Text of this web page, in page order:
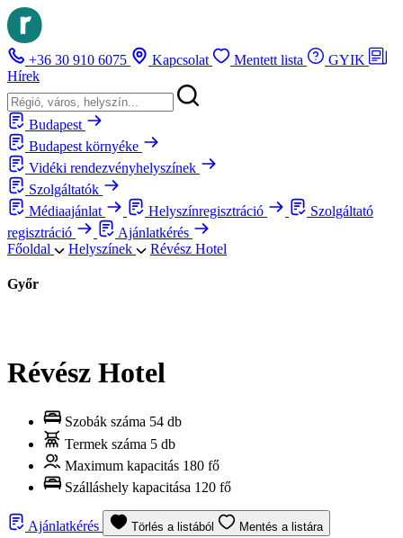
+36 30 910 6075 Kapcsolat Mentett lista
GYIK
Hírek
Budapest
Budapest környéke
Vidéki rendezvényhelyszínek
Szolgáltatók
Médiaajánlat
Helyszínregisztráció
Szolgáltató
regisztráció
Ajánlatkérés
Főoldal
Helyszínek Révész Hotel
Győr
Révész Hotel
Szobák száma 54 db
Termek száma 5 db
Maximum kapacitás 180 fő
Szálláshely kapacitása 120 fő
Ajánlatkérés Törlés a listából Mentés a listára